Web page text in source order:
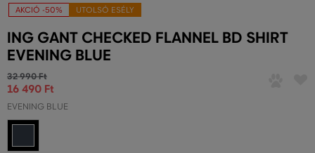
AKCIÓ -50% UTOLSÓ ESÉLY
ING GANT CHECKED FLANNEL BD SHIRT
EVENING BLUE
32 990 Ft
16 490 Ft
EVENING BLUE